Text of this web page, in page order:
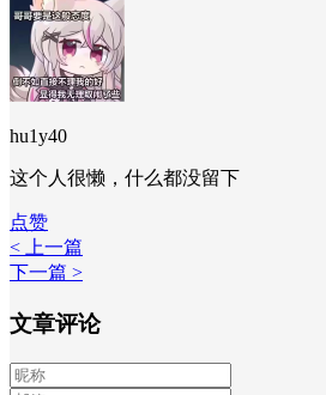
hu1y40
这个人很懒，什么都没留下
点赞
< 上一篇
下一篇 >
文章评论